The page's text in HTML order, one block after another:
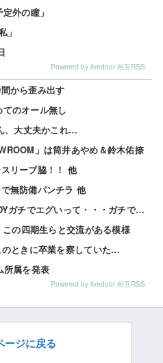
外の瞳」
」
Powered by livedoor 相互RSS
から歪み出す
てのオール無し
、大丈夫かこれ…
」は筒井あやめ＆鈴木佑捺
リーブ脇！！ 他
無防備パンチラ 他
金村美玖さんのスレンダーBODYガチでエグいって・・・ガチでエグいって・・・ 他
この四期生らと交流がある模様
のときに卒業を察していた...
所属を発表
Powered by livedoor 相互RSS
ージに戻る